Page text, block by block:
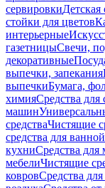
сервировкиДетская
стойки для цветов
интерьерные
газетницыСвечи,
декоративные
выпечки, запекания
выпечкиБумага,
химияСредства для
машин
средстваЧистящие
средства для
кухниСредства для
мебелиЧистящие
ковровСредства